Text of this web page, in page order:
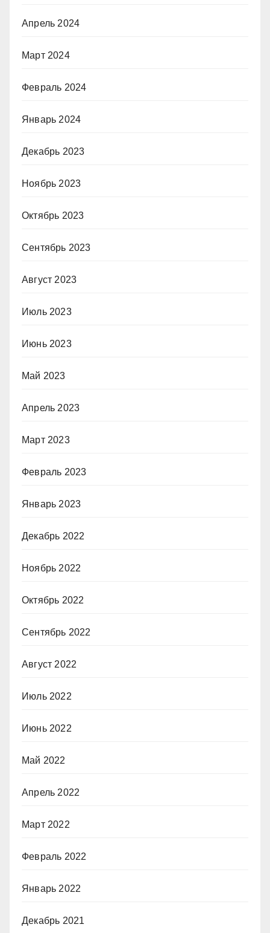
Апрель 2024
Март 2024
Февраль 2024
Январь 2024
Декабрь 2023
Ноябрь 2023
Октябрь 2023
Сентябрь 2023
Август 2023
Июль 2023
Июнь 2023
Май 2023
Апрель 2023
Март 2023
Февраль 2023
Январь 2023
Декабрь 2022
Ноябрь 2022
Октябрь 2022
Сентябрь 2022
Август 2022
Июль 2022
Июнь 2022
Май 2022
Апрель 2022
Март 2022
Февраль 2022
Январь 2022
Декабрь 2021